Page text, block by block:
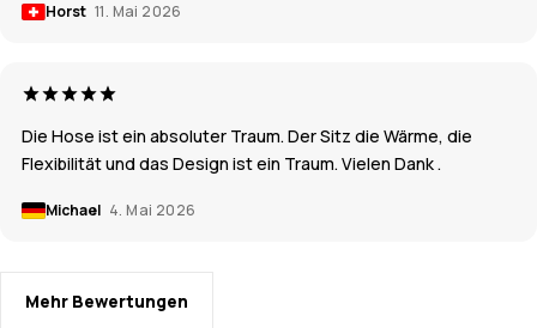
Horst 11. Mai 2026
Die Hose ist ein absoluter Traum. Der Sitz die Wärme, die
Flexibilität und das Design ist ein Traum. Vielen Dank .
Michael 4. Mai 2026
Mehr Bewertungen